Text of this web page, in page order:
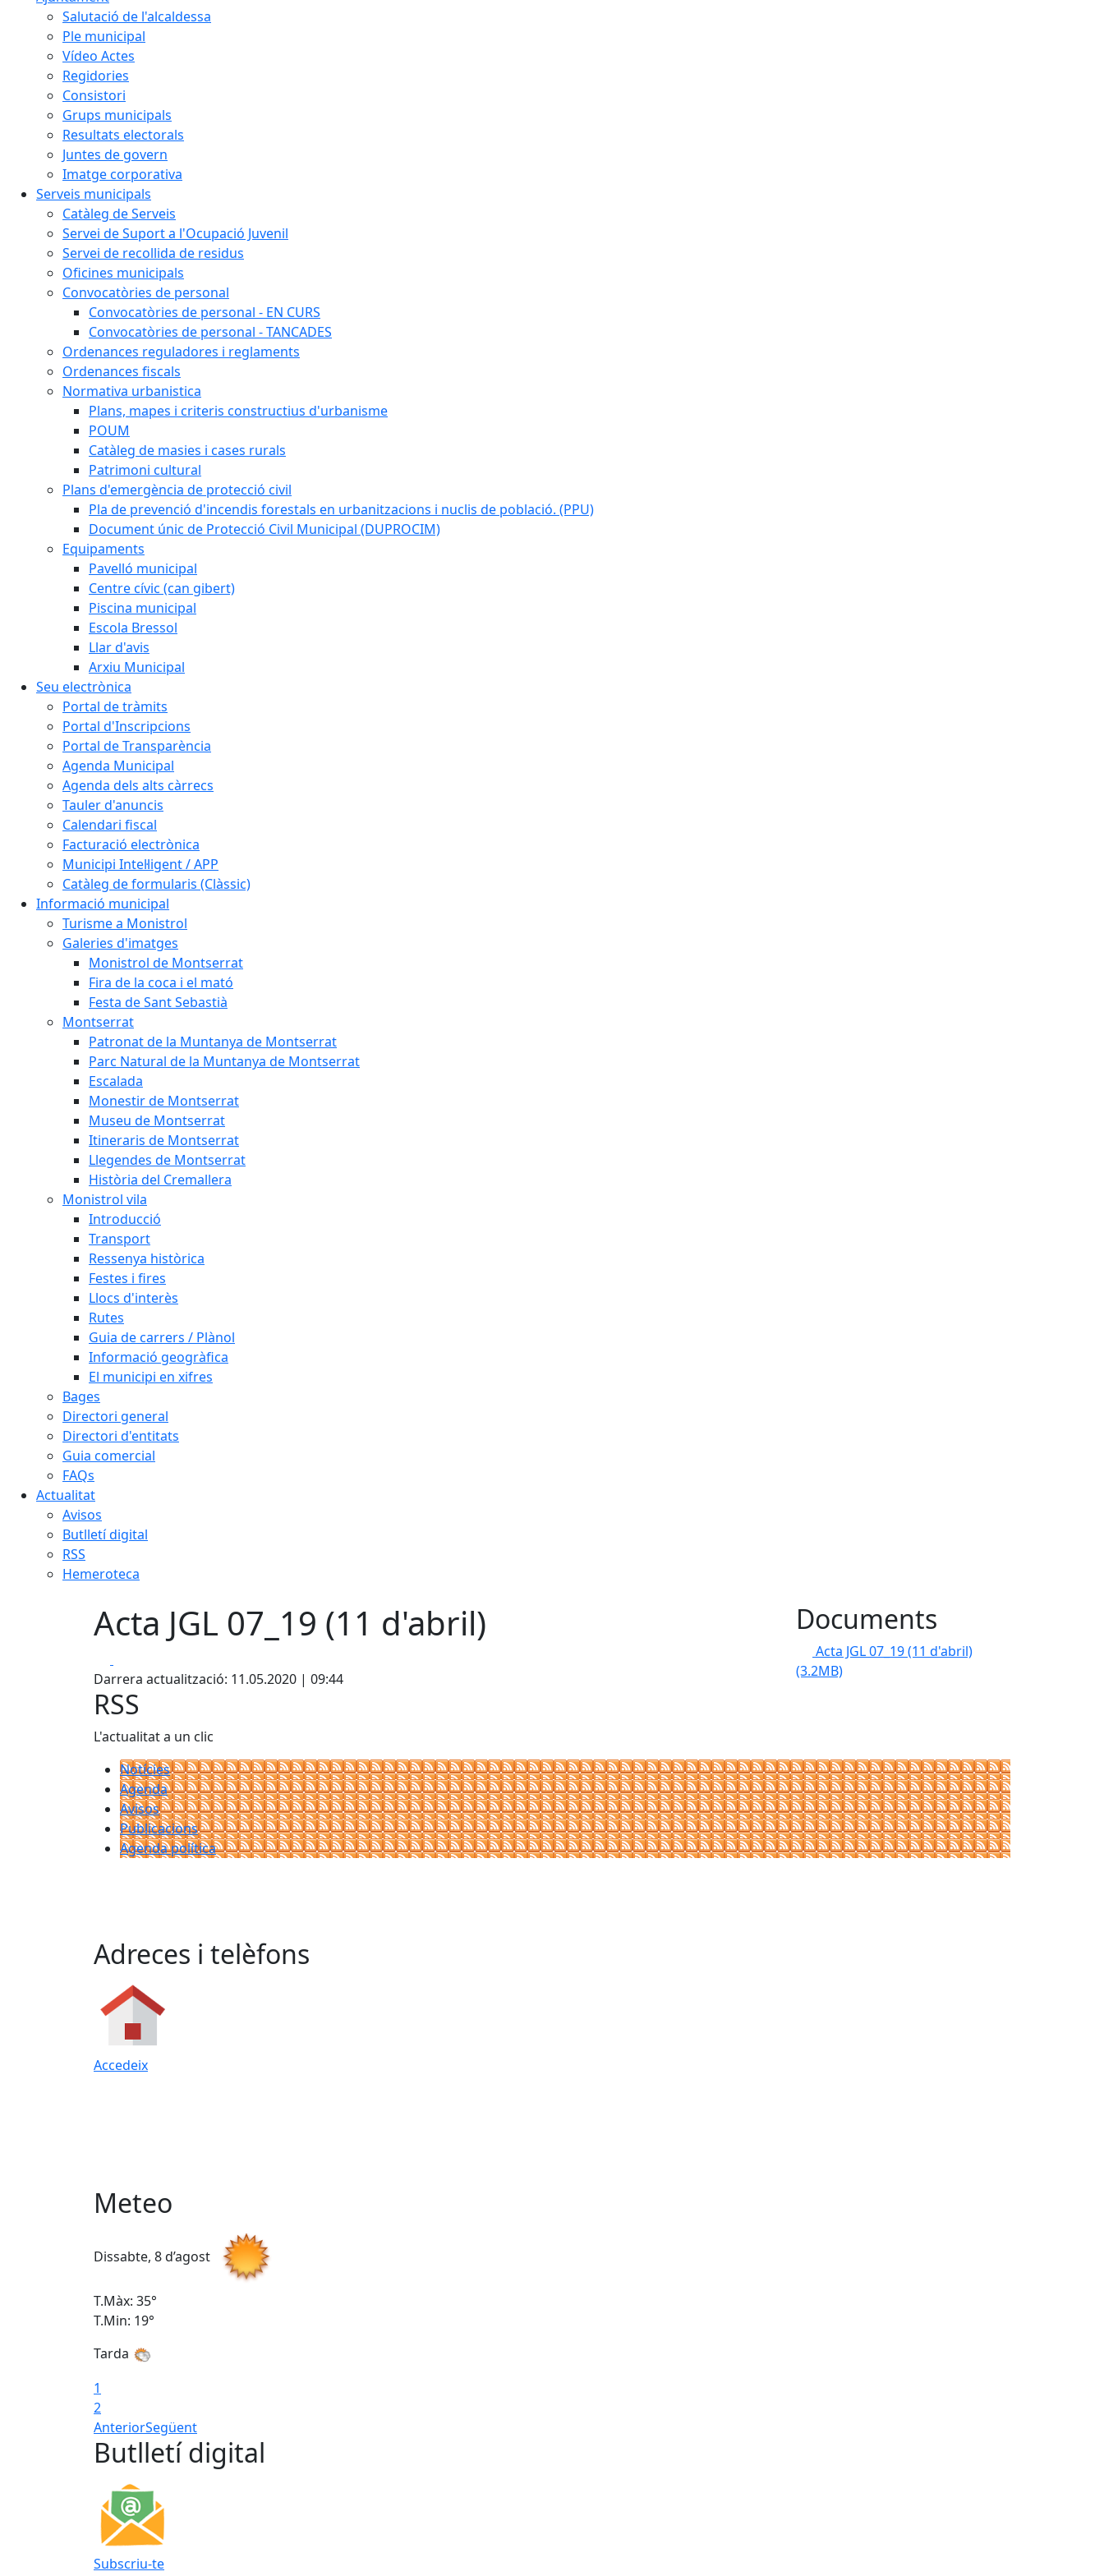
Salutació de l'alcaldessa
Ple municipal
Vídeo Actes
Regidories
Consistori
Grups municipals
Resultats electorals
Juntes de govern
Imatge corporativa
Serveis municipals
Catàleg de Serveis
Servei de Suport a l'Ocupació Juvenil
Servei de recollida de residus
Oficines municipals
Convocatòries de personal
Convocatòries de personal - EN CURS
Convocatòries de personal - TANCADES
Ordenances reguladores i reglaments
Ordenances fiscals
Normativa urbanistica
Plans, mapes i criteris constructius d'urbanisme
POUM
Catàleg de masies i cases rurals
Patrimoni cultural
Plans d'emergència de protecció civil
Pla de prevenció d'incendis forestals en urbanitzacions i nuclis de població. (PPU)
Document únic de Protecció Civil Municipal (DUPROCIM)
Equipaments
Pavelló municipal
Centre cívic (can gibert)
Piscina municipal
Escola Bressol
Llar d'avis
Arxiu Municipal
Seu electrònica
Portal de tràmits
Portal d'Inscripcions
Portal de Transparència
Agenda Municipal
Agenda dels alts càrrecs
Tauler d'anuncis
Calendari fiscal
Facturació electrònica
Municipi Intel·ligent / APP
Catàleg de formularis (Clàssic)
Informació municipal
Turisme a Monistrol
Galeries d'imatges
Monistrol de Montserrat
Fira de la coca i el mató
Festa de Sant Sebastià
Montserrat
Patronat de la Muntanya de Montserrat
Parc Natural de la Muntanya de Montserrat
Escalada
Monestir de Montserrat
Museu de Montserrat
Itineraris de Montserrat
Llegendes de Montserrat
Història del Cremallera
Monistrol vila
Introducció
Transport
Ressenya històrica
Festes i fires
Llocs d'interès
Rutes
Guia de carrers / Plànol
Informació geogràfica
El municipi en xifres
Bages
Directori general
Directori d'entitats
Guia comercial
FAQs
Actualitat
Avisos
Butlletí digital
RSS
Hemeroteca
Acta JGL 07_19 (11 d'abril)
Darrera actualització: 11.05.2020 | 09:44
Documents
Acta JGL 07_19 (11 d'abril)
(3.2MB)
RSS
L'actualitat a un clic
Notícies
Agenda
Avisos
Publicacions
Agenda política
Adreces i telèfons
Accedeix
Meteo
Dissabte, 8 d’agost
T.Màx: 35°
T.Min: 19°
Tarda
1
2
AnteriorSegüent
Butlletí digital
Subscriu-te